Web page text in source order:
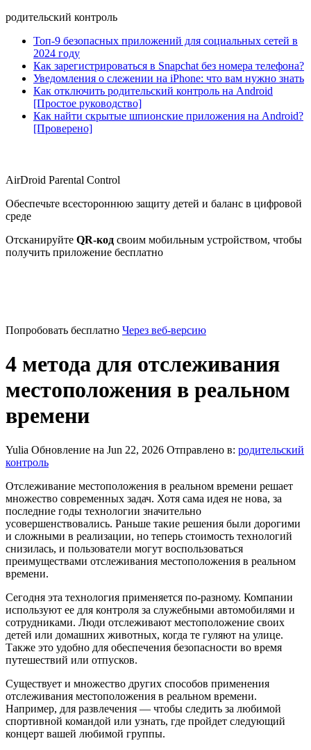
родительский контроль
Топ-9 безопасных приложений для социальных сетей в
2024 году
Как зарегистрироваться в Snapchat без номера телефона?
Уведомления о слежении на iPhone: что вам нужно знать
Как отключить родительский контроль на Android
[Простое руководство]
Как найти скрытые шпионские приложения на Android?
[Проверено]
AirDroid Parental Control
Обеспечьте всестороннюю защиту детей и баланс в цифровой
среде
Отсканируйте QR-код своим мобильным устройством, чтобы
получить приложение бесплатно
Попробовать бесплатно Через веб-версию
4 метода для отслеживания
местоположения в реальном
времени
Yulia Обновление на Jun 22, 2026 Отправлено в: родительский
контроль
Отслеживание местоположения в реальном времени решает
множество современных задач. Хотя сама идея не нова, за
последние годы технологии значительно
усовершенствовались. Раньше такие решения были дорогими
и сложными в реализации, но теперь стоимость технологий
снизилась, и пользователи могут воспользоваться
преимуществами отслеживания местоположения в реальном
времени.
Сегодня эта технология применяется по-разному. Компании
используют ее для контроля за служебными автомобилями и
сотрудниками. Люди отслеживают местоположение своих
детей или домашних животных, когда те гуляют на улице.
Также это удобно для обеспечения безопасности во время
путешествий или отпусков.
Существует и множество других способов применения
отслеживания местоположения в реальном времени.
Например, для развлечения — чтобы следить за любимой
спортивной командой или узнать, где пройдет следующий
концерт вашей любимой группы.